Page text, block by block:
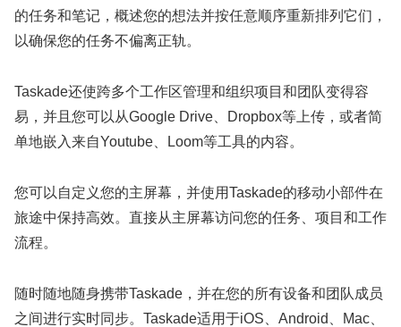
的任务和笔记，概述您的想法并按任意顺序重新排列它们，
以确保您的任务不偏离正轨。
Taskade还使跨多个工作区管理和组织项目和团队变得容
易，并且您可以从Google Drive、Dropbox等上传，或者简
单地嵌入来自Youtube、Loom等工具的内容。
您可以自定义您的主屏幕，并使用Taskade的移动小部件在
旅途中保持高效。直接从主屏幕访问您的任务、项目和工作
流程。
随时随地随身携带Taskade，并在您的所有设备和团队成员
之间进行实时同步。Taskade适用于iOS、Android、Mac、